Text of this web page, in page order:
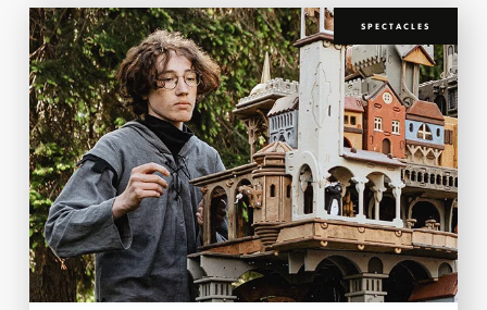
SPECTACLES